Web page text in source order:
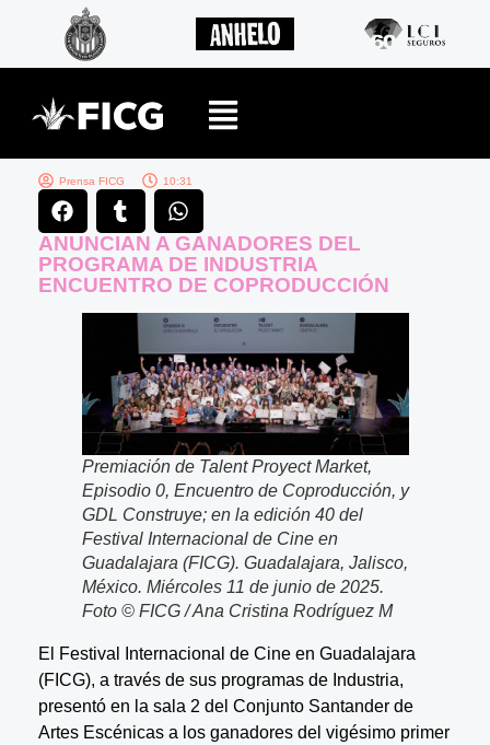
Prensa FICG 10:31
ANUNCIAN A GANADORES DEL
PROGRAMA DE INDUSTRIA
ENCUENTRO DE COPRODUCCIÓN
Premiación de Talent Proyect Market,
Episodio 0, Encuentro de Coproducción, y
GDL Construye; en la edición 40 del
Festival Internacional de Cine en
Guadalajara (FICG). Guadalajara, Jalisco,
México. Miércoles 11 de junio de 2025.
Foto © FICG / Ana Cristina Rodríguez M
El Festival Internacional de Cine en Guadalajara
(FICG), a través de sus programas de Industria,
presentó en la sala 2 del Conjunto Santander de
Artes Escénicas a los ganadores del vigésimo primer